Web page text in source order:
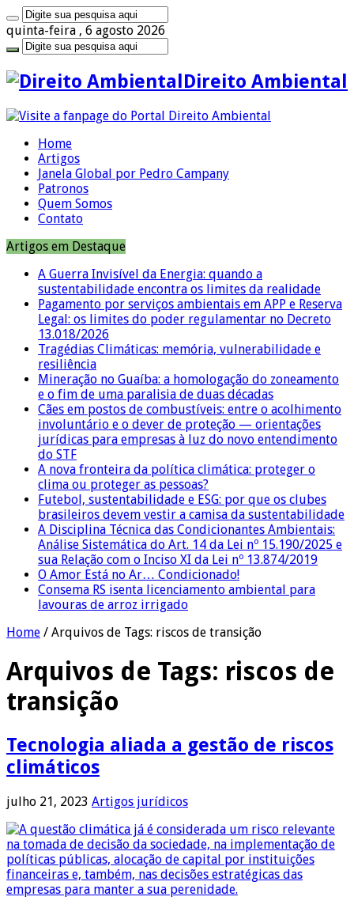
quinta-feira , 6 agosto 2026
Direito Ambiental
Home
Artigos
Janela Global por Pedro Campany
Patronos
Quem Somos
Contato
Artigos em Destaque
A Guerra Invisível da Energia: quando a
sustentabilidade encontra os limites da realidade
Pagamento por serviços ambientais em APP e Reserva
Legal: os limites do poder regulamentar no Decreto
13.018/2026
Tragédias Climáticas: memória, vulnerabilidade e
resiliência
Mineração no Guaíba: a homologação do zoneamento
e o fim de uma paralisia de duas décadas
Cães em postos de combustíveis: entre o acolhimento
involuntário e o dever de proteção — orientações
jurídicas para empresas à luz do novo entendimento
do STF
A nova fronteira da política climática: proteger o
clima ou proteger as pessoas?
Futebol, sustentabilidade e ESG: por que os clubes
brasileiros devem vestir a camisa da sustentabilidade
A Disciplina Técnica das Condicionantes Ambientais:
Análise Sistemática do Art. 14 da Lei nº 15.190/2025 e
sua Relação com o Inciso XI da Lei nº 13.874/2019
O Amor Está no Ar… Condicionado!
Consema RS isenta licenciamento ambiental para
lavouras de arroz irrigado
Home / Arquivos de Tags: riscos de transição
Arquivos de Tags: riscos de
transição
Tecnologia aliada a gestão de riscos
climáticos
julho 21, 2023 Artigos jurídicos